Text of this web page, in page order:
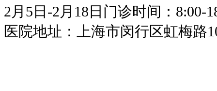
2月5日-2月18日门诊时间：8:00-
医院地址：上海市闵行区虹梅路